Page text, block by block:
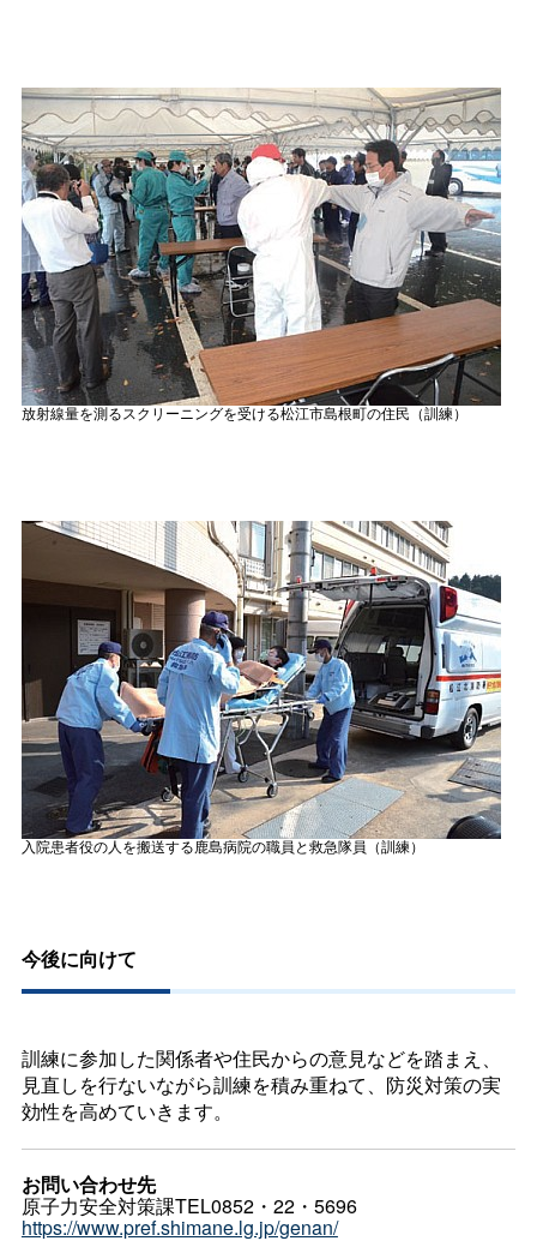
放射線量を測るスクリーニングを受ける松江市島根町の住民（訓練）
入院患者役の人を搬送する鹿島病院の職員と救急隊員（訓練）
今後に向けて
訓練に参加した関係者や住民からの意見などを踏まえ、
見直しを行ないながら訓練を積み重ねて、防災対策の実
効性を高めていきます。
お問い合わせ先
原子力安全対策課TEL0852・22・5696
https://www.pref.shimane.lg.jp/genan/